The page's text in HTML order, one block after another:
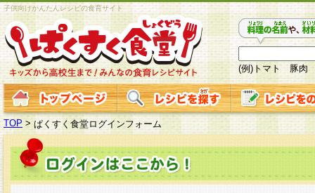
子供向けかんたんレシピの食育サイト
(例)トマト 豚肉
TOP > ぱくすく食堂ログインフォーム